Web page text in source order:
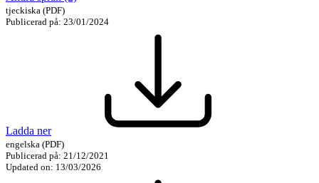
tjeckiska (PDF)
Publicerad på: 23/01/2024
Ladda ner
engelska (PDF)
Publicerad på: 21/12/2021
Updated on: 13/03/2026